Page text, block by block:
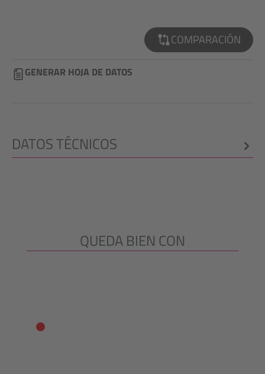
COMPARACIÓN
GENERAR HOJA DE DATOS
DATOS TÉCNICOS
Omitir la galería de productos
QUEDA BIEN CON